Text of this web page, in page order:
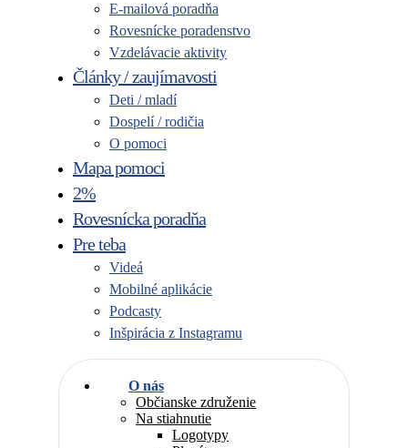
E-mailová poradňa
Rovesnícke poradenstvo
Vzdelávacie aktivity
Články / zaujímavosti
Deti / mladí
Dospelí / rodičia
O pomoci
Mapa pomoci
2%
Rovesnícka poradňa
Pre teba
Videá
Mobilné aplikácie
Podcasty
Inšpirácia z Instagramu
O nás
Občianske združenie
Na stiahnutie
Logotypy